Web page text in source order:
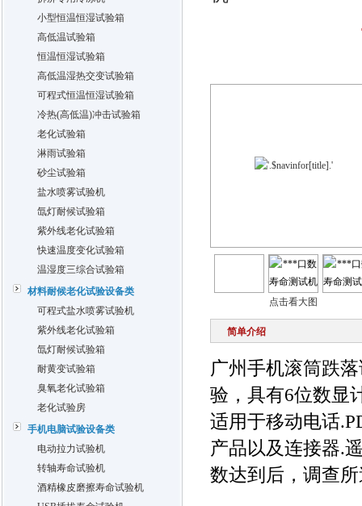
点击看大图
简单介绍
广州手机滚筒跌
验，具有6位数显
适用于移动电话
产品以及连接器.
数达到后，调查
小型恒温恒湿试验箱
高低温试验箱
恒温恒湿试验箱
高低温湿热交变试验箱
可程式恒温恒湿试验箱
冷热(高低温)冲击试验箱
老化试验箱
淋雨试验箱
砂尘试验箱
盐水喷雾试验机
氙灯耐候试验箱
紫外线老化试验箱
快速温度变化试验箱
温湿度三综合试验箱
材料耐候老化试验设备类
可程式盐水喷雾试验机
紫外线老化试验箱
氙灯耐候试验箱
耐黄变试验箱
臭氧老化试验箱
老化试验房
手机电脑试验设备类
电动拉力试验机
转轴寿命试验机
酒精橡皮磨擦寿命试验机